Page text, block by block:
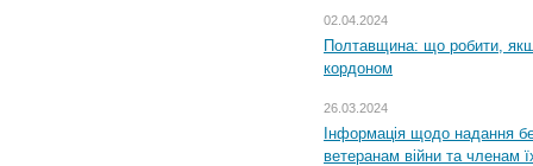
02.04.2024
Полтавщина: що робити,
кордоном
26.03.2024
Інформація щодо надання
ветеранам війни та членам